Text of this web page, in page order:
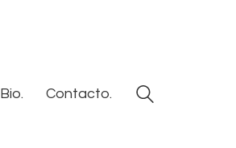
Bio. Contacto.